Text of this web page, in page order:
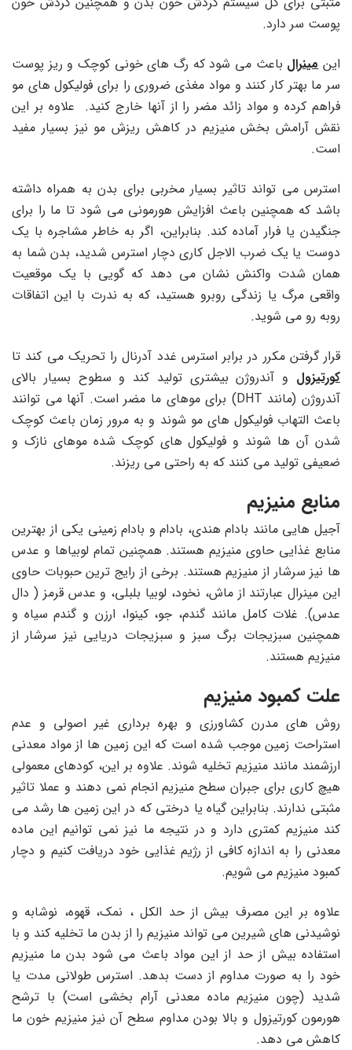
پوست سر دارد.
اینمینرال باعث می شود که رگ های خونی کوچک و ریز پوست
سر ما بهتر کار کنند و مواد مغذی ضروری را برای فولیکول های مو
فراهم کرده و مواد زائد مضر را از آنها خارج کنید. علاوه بر این
نقش آرامش بخش منیزیم در کاهش ریزش مو نیز بسیار مفید
است.
استرس می تواند تاثیر بسیار مخربی برای بدن به همراه داشته
باشد که همچنین باعث افزایش هورمونی می شود تا ما را برای
جنگیدن یا فرار آماده کند. بنابراین، اگر به خاطر مشاجره با یک
دوست یا یک ضرب الاجل کاری دچار استرس شدید، بدن شما به
همان شدت واکنش نشان می دهد که گویی با یک موقعیت
واقعی مرگ یا زندگی روبرو هستید، که به ندرت با این اتفاقات
روبه رو می شوید.
قرار گرفتن مکرر در برابر استرس غدد آدرنال را تحریک می کند تا
کورتیزول و آندروژن بیشتری تولید کند و سطوح بسیار بالای
آندروژن (مانند DHT) برای موهای ما مضر است. آنها می توانند
باعث التهاب فولیکول های مو شوند و به مرور زمان باعث کوچک
شدن آن ها شوند و فولیکول های کوچک شده موهای نازک و
ضعیفی تولید می کنند که به راحتی می ریزند.
منابع منیزیم
آجیل هایی مانند بادام هندی، بادام و بادام زمینی یکی از بهترین
منابع غذایی حاوی منیزیم هستند. همچنین تمام لوبیاها و عدس
ها نیز سرشار از منیزیم هستند. برخی از رایج ‌ترین حبوبات حاوی
این مینرال عبارتند از ماش، نخود، لوبیا بلبلی، و عدس قرمز ( دال
عدس). غلات کامل مانند گندم، جو، کینوا، ارزن و گندم سیاه و
همچنین سبزیجات برگ سبز و سبزیجات دریایی نیز سرشار از
منیزیم هستند.
علت کمبود منیزیم
روش‌ های مدرن کشاورزی و بهره برداری غیر اصولی و عدم
استراحت زمین موجب شده است که این زمین ها از مواد معدنی
ارزشمند مانند منیزیم تخلیه شوند. علاوه بر این، کودهای معمولی
هیچ کاری برای جبران سطح منیزیم انجام نمی دهند و عملا تاثیر
مثبتی ندارند. بنابراین گیاه یا درختی که در این زمین ها رشد می
کند منیزیم کمتری دارد و در نتیجه ما نیز نمی توانیم این ماده
معدنی را به اندازه کافی از رژیم غذایی خود دریافت کنیم و دچار
کمبود منیزیم می شویم.
علاوه بر این مصرف بیش از حد الکل ، نمک، قهوه، نوشابه و
نوشیدنی های شیرین می تواند منیزیم را از بدن ما تخلیه کند و با
استفاده بیش از حد از این مواد باعث می شود بدن ما منیزیم
خود را به صورت مداوم از دست بدهد. استرس طولانی مدت یا
شدید (چون منیزیم ماده معدنی آرام بخشی است) با ترشح
هورمون کورتیزول و بالا بودن مداوم سطح آن نیز منیزیم خون ما
کاهش می دهد.